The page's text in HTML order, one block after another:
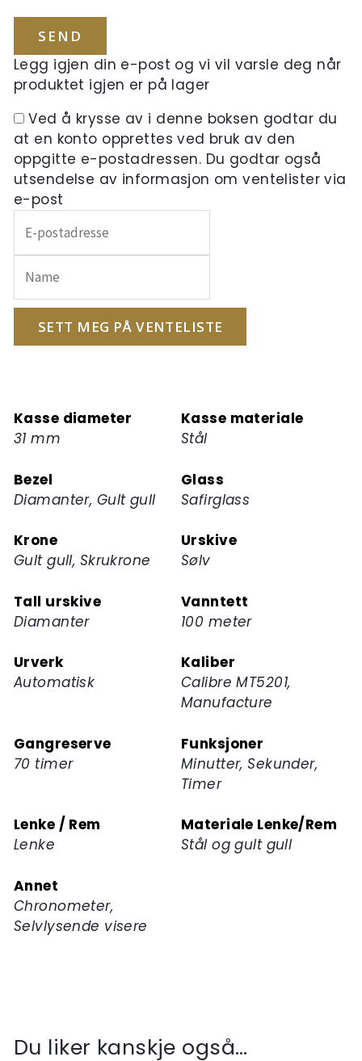
Legg igjen din e-post og vi vil varsle deg når
produktet igjen er på lager
Ved å krysse av i denne boksen godtar du
at en konto opprettes ved bruk av den
oppgitte e-postadressen. Du godtar også
utsendelse av informasjon om ventelister via
e-post
inn
e-
postadressen
din
ventelisten
for
produktet
SETT MEG PÅ VENTELISTE
Kasse diameter
31 mm
Kasse materiale
Stål
Bezel
Diamanter, Gult gull
Glass
Safirglass
Krone
Gult gull, Skrukrone
Urskive
Sølv
Tall urskive
Diamanter
Vanntett
100 meter
Urverk
Automatisk
Kaliber
Calibre MT5201,
Manufacture
Gangreserve
70 timer
Funksjoner
Minutter, Sekunder,
Timer
Lenke / Rem
Lenke
Materiale Lenke/Rem
Stål og gult gull
Annet
Chronometer,
Selvlysende visere
Du liker kanskje også…